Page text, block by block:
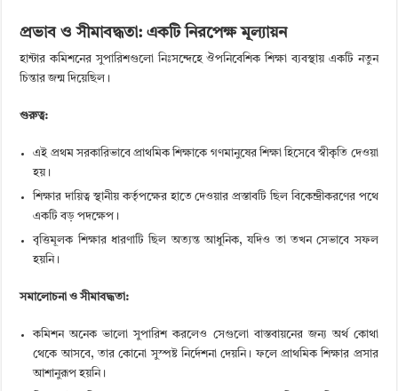
প্রভাব ও সীমাবদ্ধতা: একটি নিরপেক্ষ মূল্যায়ন
হান্টার কমিশনের সুপারিশগুলো নিঃসন্দেহে ঔপনিবেশিক শিক্ষা ব্যবস্থায় একটি নতুন
চিন্তার জন্ম দিয়েছিল।
গুরুত্ব:
এই প্রথম সরকারিভাবে প্রাথমিক শিক্ষাকে গণমানুষের শিক্ষা হিসেবে স্বীকৃতি দেওয়া
হয়।
শিক্ষার দায়িত্ব স্থানীয় কর্তৃপক্ষের হাতে দেওয়ার প্রস্তাবটি ছিল বিকেন্দ্রীকরণের পথে
একটি বড় পদক্ষেপ।
বৃত্তিমূলক শিক্ষার ধারণাটি ছিল অত্যন্ত আধুনিক, যদিও তা তখন সেভাবে সফল
হয়নি।
সমালোচনা ও সীমাবদ্ধতা:
কমিশন অনেক ভালো সুপারিশ করলেও সেগুলো বাস্তবায়নের জন্য অর্থ কোথা
থেকে আসবে, তার কোনো সুস্পষ্ট নির্দেশনা দেয়নি। ফলে প্রাথমিক শিক্ষার প্রসার
আশানুরূপ হয়নি।